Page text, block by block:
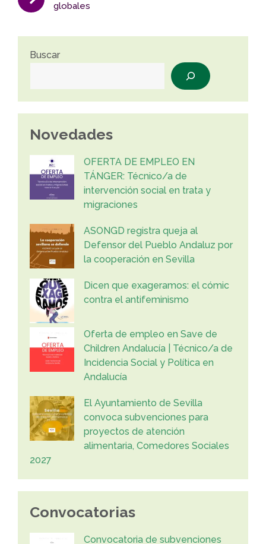
globales
Buscar
Novedades
OFERTA DE EMPLEO EN
TÁNGER: Técnico/a de
intervención social en trata y
migraciones
ASONGD registra queja al
Defensor del Pueblo Andaluz por
la cooperación en Sevilla
Dicen que exageramos: el cómic
contra el antifeminismo
Oferta de empleo en Save de
Children Andalucía | Técnico/a de
Incidencia Social y Política en
Andalucía
El Ayuntamiento de Sevilla
convoca subvenciones para
proyectos de atención
alimentaria, Comedores Sociales
2027
Convocatorias
Convocatoria de subvenciones